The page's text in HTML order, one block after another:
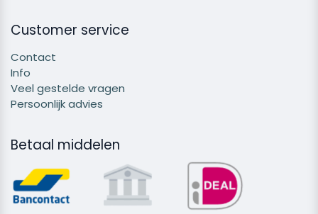
Customer service
Contact
Info
Veel gestelde vragen
Persoonlijk advies
Betaal middelen